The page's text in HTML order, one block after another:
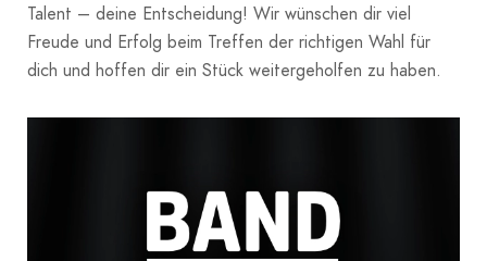
Talent – deine Entscheidung! Wir wünschen dir viel
Freude und Erfolg beim Treffen der richtigen Wahl für
dich und hoffen dir ein Stück weitergeholfen zu haben.